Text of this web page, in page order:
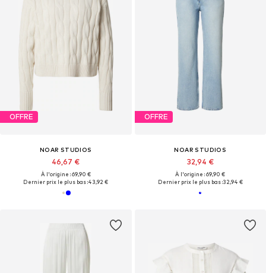
OFFRE
NOAR STUDIOS
46,67 €
À l'origine : 69,90 €
Dernier prix le plus bas :43,92 €
OFFRE
NOAR STUDIOS
32,94 €
À l'origine : 69,90 €
Dernier prix le plus bas :32,94 €